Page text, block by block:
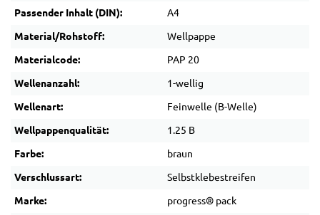
Passender Inhalt (DIN): A4
Material/Rohstoff: Wellpappe
Materialcode: PAP 20
Wellenanzahl: 1-wellig
Wellenart: Feinwelle (B-Welle)
Wellpappenqualität: 1.25 B
Farbe: braun
Verschlussart: Selbstklebestreifen
Marke: progress® pack